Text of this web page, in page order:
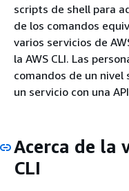
scripts de shell para
de los comandos
varios servicios de
la AWS CLI. Las
comandos de un nivel
un servicio con una
Acerca de la
CLI